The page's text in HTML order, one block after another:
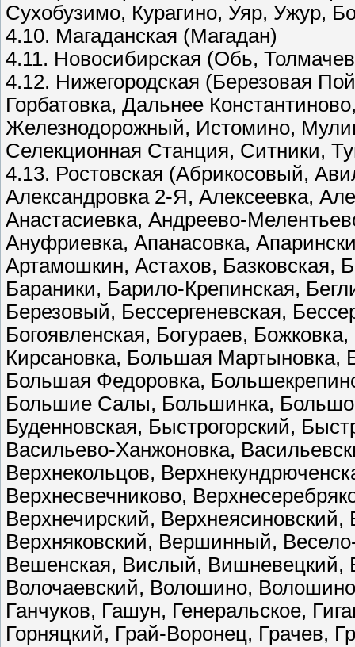
Сухобузимо, Курагино, Уяр, Ужур,
4.10. Магаданская (Магадан)
4.11. Новосибирская (Обь,
4.12. Нижегородская (Березовая
Горбатовка, Дальнее
Железнодорожный, Истомино,
Селекционная Станция, Ситники,
4.13. Ростовская (Абрикосовый,
Александровка 2-Я, Алексеевка,
Анастасиевка, Андреево-
Ануфриевка, Апанасовка,
Артамошкин, Астахов, Базковская,
Бараники, Барило-Крепинская,
Березовый, Бессергеневская,
Богоявленская, Богураев,
Кирсановка, Большая
Большая Федоровка,
Большие Салы, Большинка,
Буденновская, Быстрогорский,
Васильево-Ханжоновка,
Верхнекольцов,
Верхнесвечниково,
Верхнечирский,
Верхняковский, Вершинный,
Вешенская, Вислый, Вишневецкий,
Волочаевский, Волошино,
Ганчуков, Гашун, Генеральское,
Горняцкий, Грай-Воронец, Грачев,